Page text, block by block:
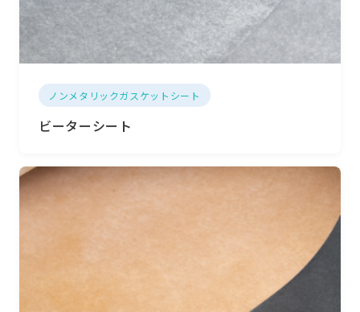
ノンメタリックガスケットシート
ビーターシート